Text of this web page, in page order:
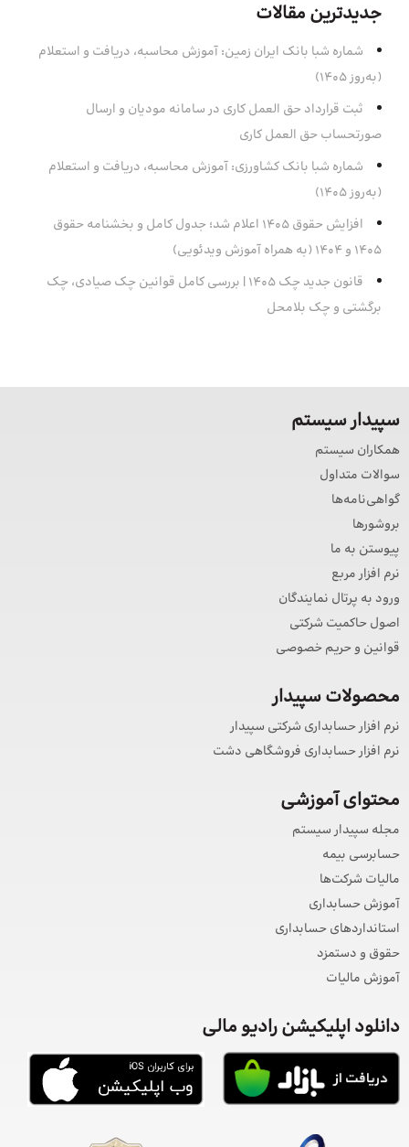
جدیدترین مقالات
شماره شبا بانک ایران زمین: آموزش محاسبه، دریافت و استعلام
(به‌روز ۱۴۰۵)
ثبت قرارداد حق العمل کاری در سامانه مودیان و ارسال
صورتحساب حق العمل کاری
شماره شبا بانک کشاورزی: آموزش محاسبه، دریافت و استعلام
(به‌روز ۱۴۰۵)
افزایش حقوق 1405 اعلام شد؛ جدول کامل و بخشنامه حقوق
1405 و 1404 (به همراه آموزش ویدئویی)
قانون جدید چک ۱۴۰۵ | بررسی کامل قوانین چک صیادی، چک
برگشتی و چک بلامحل
سپیدار سیستم
همکاران سیستم
سوالات متداول
گواهی‌نامه‌ها
بروشورها
پیوستن به ما
نرم افزار مربع
ورود به پرتال نمایندگان
اصول حاکمیت شرکتی
قوانین و حریم خصوصی
محصولات سپیدار
نرم افزار حسابداری شرکتی سپیدار
نرم افزار حسابداری فروشگاهی دشت
محتوای آموزشی
مجله سپیدار سیستم
حسابرسی بیمه
مالیات شرکت‌ها
آموزش حسابداری
استانداردهای حسابداری
حقوق و دستمزد
آموزش مالیات
دانلود اپلیکیشن رادیو مالی